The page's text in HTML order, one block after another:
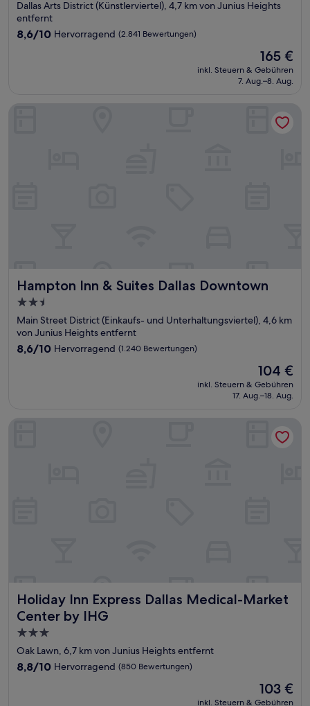
Sterne-
Unterkunft
Dallas Arts District (Künstlerviertel), 4,7 km von Junius Heights
entfernt
8.6
8,6/10 Hervorragend (2.841 Bewertungen)
Der
Preis
beträgt
165 €
inkl. Steuern & Gebühren
7. Aug.–8. Aug.
Hampton Inn & Suites Dallas Downtown
Hampton Inn & Suites Dallas Downtown
2.5-
Sterne-
Unterkunft
Main Street District (Einkaufs- und Unterhaltungsviertel), 4,6 km
von Junius Heights entfernt
8.6
8,6/10 Hervorragend (1.240 Bewertungen)
Der
Preis
beträgt
104 €
inkl. Steuern & Gebühren
17. Aug.–18. Aug.
Holiday Inn Express Dallas Medical-Market
Center by IHG
Holiday Inn Express Dallas Medical-Market Center by IHG
3.0-
Sterne-
Unterkunft
Oak Lawn, 6,7 km von Junius Heights entfernt
8.8
8,8/10 Hervorragend (850 Bewertungen)
Der
Preis
103 €
inkl. Steuern & Gebühren
Holiday Inn Express Dallas Medical-Market Center by IHG